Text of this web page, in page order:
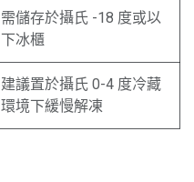
需儲存於攝氏 -18 度或以
下冰櫃
建議置於攝氏 0-4 度冷藏
環境下緩慢解凍